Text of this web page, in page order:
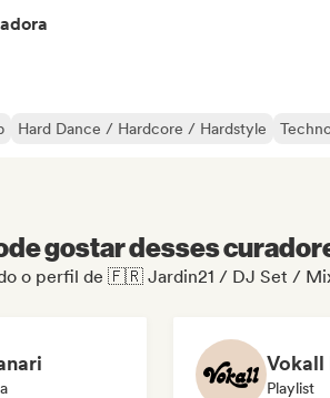
Hard Dance / Hardcore / Hardstyle
gostar desses
o perfil de 🇫🇷 Jardin21 / DJ Set /
Vokall
Playlist